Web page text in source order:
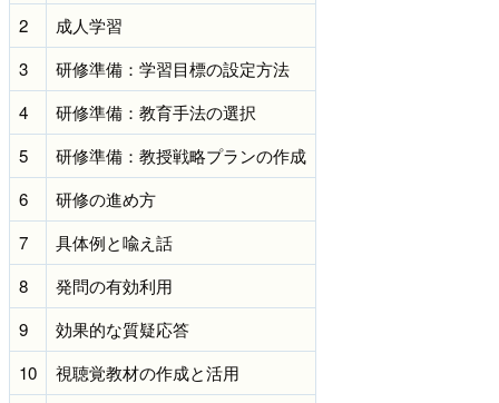
2
成人学習
3
研修準備：学習目標の設定方法
4
研修準備：教育手法の選択
5
研修準備：教授戦略プランの作成
6
研修の進め方
7
具体例と喩え話
8
発問の有効利用
9
効果的な質疑応答
10
視聴覚教材の作成と活用